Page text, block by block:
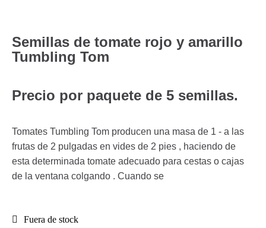
Semillas de tomate rojo y amarillo
Tumbling Tom
Precio por paquete de 5 semillas.
Tomates Tumbling Tom producen una masa de 1 - a las
frutas de 2 pulgadas en vides de 2 pies , haciendo de
esta determinada tomate adecuado para cestas o cajas
de la ventana colgando . Cuando se
Fuera de stock